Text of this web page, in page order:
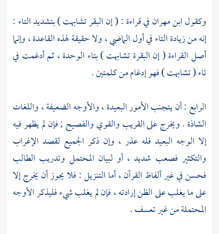
وكقولابن مهرانفي قراءة : ( إن البقر تشابهت ) بتشديد التاء :
إنه من زيادة التاء في أول الماضي ، ولا حقيقة لهذه القاعدة ، وإنما
أصل القراءة ( إن البقرة تشابهت ) بتاء الوحدة ، ثم أدغمت في
تاء ( تشابهت ) فهو إدغام من كلمتين .
الرابع : أن يتجنب الأمور البعيدة ، والأوجه الضعيفة ، واللغات
الشاذة . ويخرج على القريب والقوي والفصيح ; فإن لم يظهر فيه
إلا الوجه البعيد فله عذر ، وإن ذكر الجميع لقصد الإغراب
والتكثير فصعب شديد ، أو لبيان المحتمل وتدريب الطالب
فحسن في غير ألفاظ القرآن ، أما التنزيل : فلا يجوز أن يخرج إلا
على ما يغلب على الظن إرادته ، فإن لم يغلب شيء فليذكر الأوجه
المحتملة من غير تعسف .